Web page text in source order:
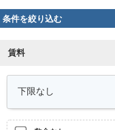
条件を絞り込む
賃料